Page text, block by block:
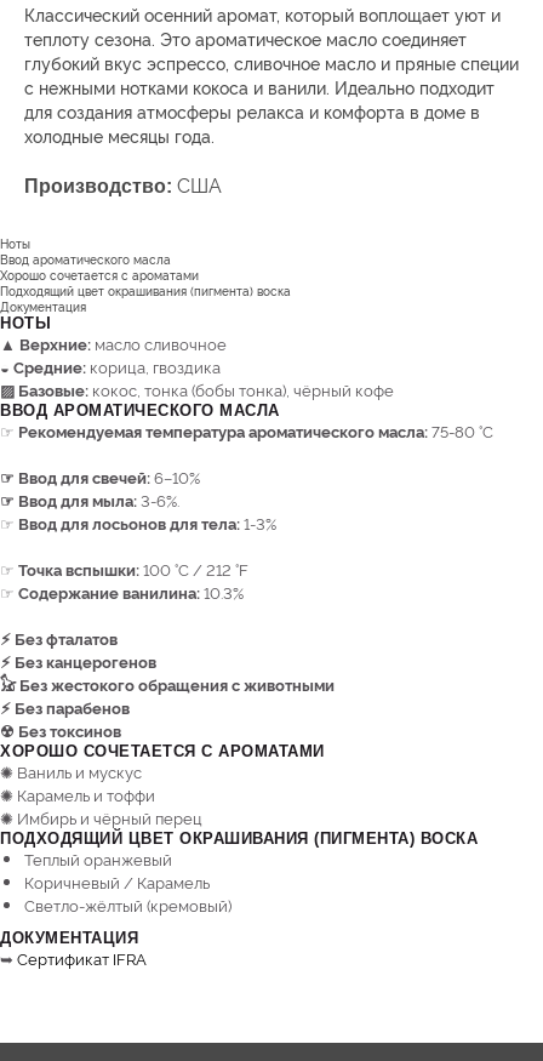
Классический осенний аромат, который воплощает уют и
теплоту сезона. Это ароматическое масло соединяет
глубокий вкус эспрессо, сливочное масло и пряные специи
с нежными нотками кокоса и ванили. Идеально подходит
для создания атмосферы релакса и комфорта в доме в
холодные месяцы года.
Производство: США
Ноты
Ввод ароматического масла
Хорошо сочетается с ароматами
Подходящий цвет окрашивания (пигмента) воска
Документация
НОТЫ
▲ Верхние: масло сливочное
◒ Средние: корица, гвоздика
▨ Базовые: кокос, тонка (бобы тонка), чёрный кофе
ВВОД АРОМАТИЧЕСКОГО МАСЛА
☞ Рекомендуемая температура ароматического масла:75-80 °C
☞ Ввод для свечей:6–10%
☞ Ввод для мыла:3-6%.
☞ Ввод для лосьонов для тела:1-3%
☞ Точка вспышки:100 °C / 212 °F
☞ Содержание ванилина:10.3%
⚡︎ Без фталатов
⚡︎ Без канцерогенов
𓃠 Без жестокого обращения с животными
⚡︎ Без парабенов
☢ Без токсинов
ХОРОШО СОЧЕТАЕТСЯ С АРОМАТАМИ
✺ Ваниль и мускус
✺ Карамель и тоффи
✺ Имбирь и чёрный перец
ПОДХОДЯЩИЙ ЦВЕТ ОКРАШИВАНИЯ (ПИГМЕНТА) ВОСКА
Теплый оранжевый
Коричневый / Карамель
Светло-жёлтый (кремовый)
ДОКУМЕНТАЦИЯ
➥ Сертификат IFRA